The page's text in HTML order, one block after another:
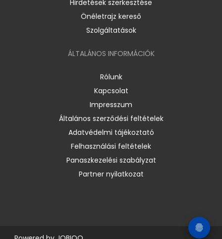
Hirdetések szerkesztése
Önéletrajz kereső
Szolgáltatások
ÁLTALÁNOS INFORMÁCIÓK
Rólunk
Kapcsolat
Impresszum
Általános szerződési feltételek
Adatvédelmi tájékoztató
Felhasználási feltételek
Panaszkezelési szabályzat
Partner nyilatkozat